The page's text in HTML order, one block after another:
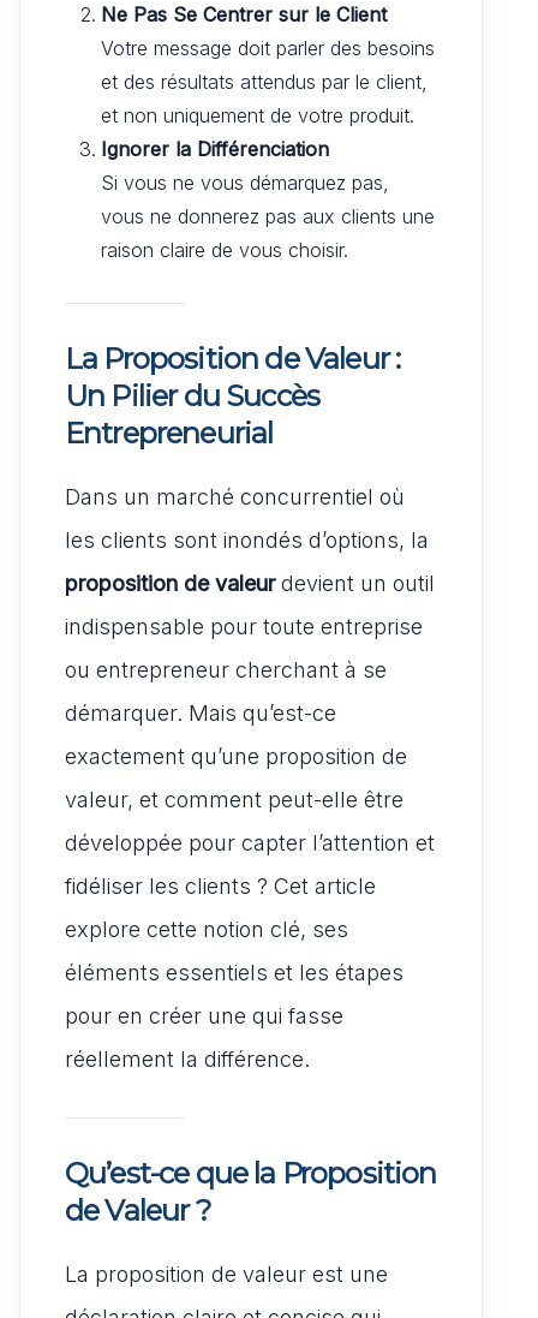
Ne Pas Se Centrer sur le Client
Votre message doit parler des besoins
et des résultats attendus par le client,
et non uniquement de votre produit.
Ignorer la Différenciation
Si vous ne vous démarquez pas,
vous ne donnerez pas aux clients une
raison claire de vous choisir.
La Proposition de Valeur :
Un Pilier du Succès
Entrepreneurial
Dans un marché concurrentiel où
les clients sont inondés d’options, la
proposition de valeurdevient un outil
indispensable pour toute entreprise
ou entrepreneur cherchant à se
démarquer. Mais qu’est-ce
exactement qu’une proposition de
valeur, et comment peut-elle être
développée pour capter l’attention et
fidéliser les clients ? Cet article
explore cette notion clé, ses
éléments essentiels et les étapes
pour en créer une qui fasse
réellement la différence.
Qu’est-ce que la Proposition
de Valeur ?
La proposition de valeur est une